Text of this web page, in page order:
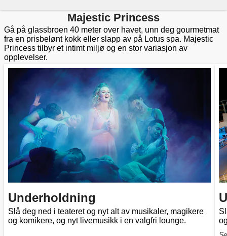
Majestic Princess
Gå på glassbroen 40 meter over havet, unn deg gourmetmat
fra en prisbelønt kokk eller slapp av på Lotus spa. Majestic
Princess tilbyr et intimt miljø og en stor variasjon av
opplevelser.
Underholdning
Slå deg ned i teateret og nyt alt av musikaler, magikere
og komikere, og nyt livemusikk i en valgfri lounge.